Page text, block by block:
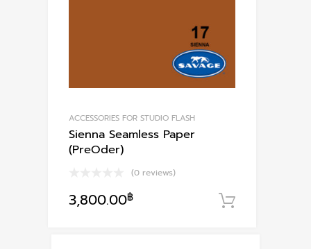
ACCESSORIES FOR STUDIO FLASH
Sienna Seamless Paper
(PreOder)
(0 reviews)
3,800.00฿